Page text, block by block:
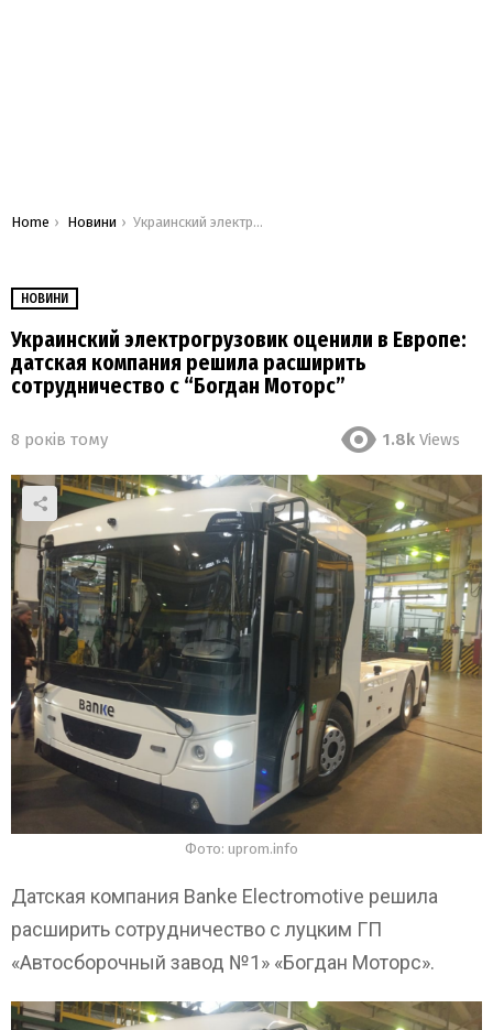
You are here:
Home Новини Украинский электрогрузовик оценили в Европе: датская компания решила расширить сотрудничество с “Богдан Моторс”
НОВИНИ
Украинский электрогрузовик оценили в Европе:
датская компания решила расширить
сотрудничество с “Богдан Моторс”
8 років тому 1.8k Views
Фото: uprom.info
Датская компания Banke Electromotive решила
расширить сотрудничество с луцким ГП
«Автосборочный завод №1» «Богдан Моторс».